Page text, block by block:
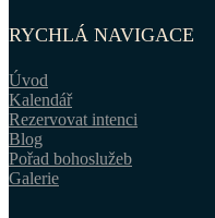
RYCHLÁ NAVIGACE
Úvod
Kalendář
Rezervovat intenci
Blog
Pořad bohoslužeb
Galerie